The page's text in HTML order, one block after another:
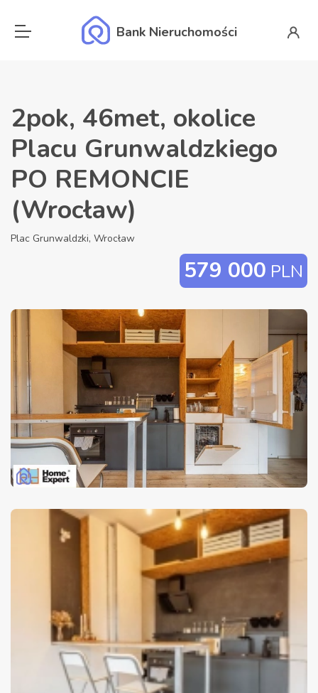
Bank Nieruchomości
2pok, 46met, okolice
Placu Grunwaldzkiego
PO REMONCIE
(Wrocław)
Plac Grunwaldzki, Wrocław
579 000 PLN